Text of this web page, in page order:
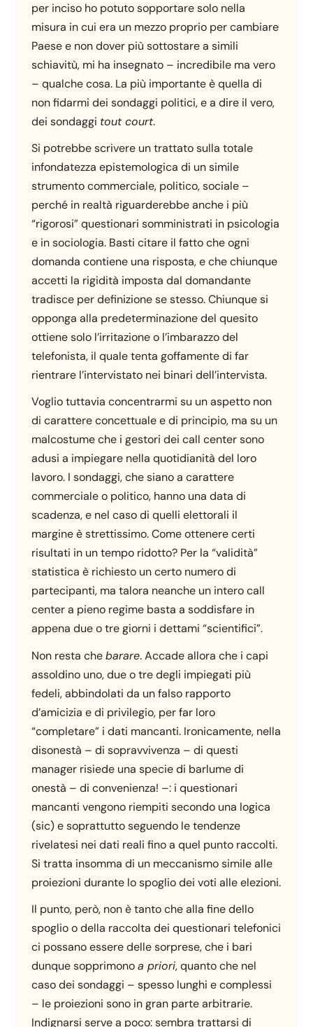
per inciso ho potuto sopportare solo nella
misura in cui era un mezzo proprio per cambiare
Paese e non dover più sottostare a simili
schiavitù, mi ha insegnato – incredibile ma vero
– qualche cosa. La più importante è quella di
non fidarmi dei sondaggi politici, e a dire il vero,
dei sondaggi tout court.
Si potrebbe scrivere un trattato sulla totale
infondatezza epistemologica di un simile
strumento commerciale, politico, sociale –
perché in realtà riguarderebbe anche i più
“rigorosi” questionari somministrati in psicologia
e in sociologia. Basti citare il fatto che ogni
domanda contiene una risposta, e che chiunque
accetti la rigidità imposta dal domandante
tradisce per definizione se stesso. Chiunque si
opponga alla predeterminazione del quesito
ottiene solo l’irritazione o l’imbarazzo del
telefonista, il quale tenta goffamente di far
rientrare l’intervistato nei binari dell’intervista.
Voglio tuttavia concentrarmi su un aspetto non
di carattere concettuale e di principio, ma su un
malcostume che i gestori dei call center sono
adusi a impiegare nella quotidianità del loro
lavoro. I sondaggi, che siano a carattere
commerciale o politico, hanno una data di
scadenza, e nel caso di quelli elettorali il
margine è strettissimo. Come ottenere certi
risultati in un tempo ridotto? Per la “validità”
statistica è richiesto un certo numero di
partecipanti, ma talora neanche un intero call
center a pieno regime basta a soddisfare in
appena due o tre giorni i dettami “scientifici”.
Non resta chebarare. Accade allora che i capi
assoldino uno, due o tre degli impiegati più
fedeli, abbindolati da un falso rapporto
d’amicizia e di privilegio, per far loro
“completare” i dati mancanti. Ironicamente, nella
disonestà – di sopravvivenza – di questi
manager risiede una specie di barlume di
onestà – di convenienza! –: i questionari
mancanti vengono riempiti secondo una logica
(sic) e soprattutto seguendo le tendenze
rivelatesi nei dati reali fino a quel punto raccolti.
Si tratta insomma di un meccanismo simile alle
proiezioni durante lo spoglio dei voti alle elezioni.
Il punto, però, non è tanto che alla fine dello
spoglio o della raccolta dei questionari telefonici
ci possano essere delle sorprese, che i bari
dunque sopprimonoa priori, quanto che nel
caso dei sondaggi – spesso lunghi e complessi
– le proiezioni sono in gran parte arbitrarie.
Indignarsi serve a poco: sembra trattarsi di